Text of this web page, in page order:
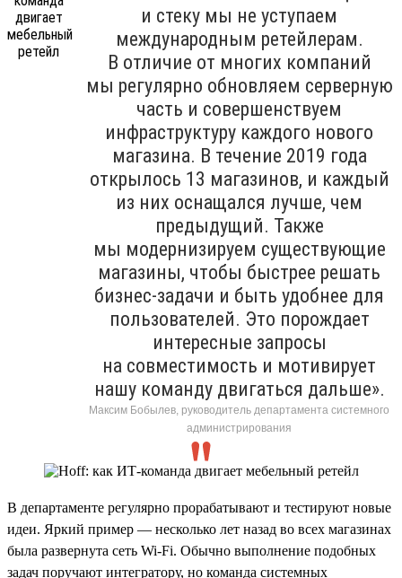
и стеку мы не уступаем
международным ретейлерам.
В отличие от многих компаний
мы регулярно обновляем серверную
часть и совершенствуем
инфраструктуру каждого нового
магазина. В течение 2019 года
открылось 13 магазинов, и каждый
из них оснащался лучше, чем
предыдущий. Также
мы модернизируем существующие
магазины, чтобы быстрее решать
бизнес-задачи и быть удобнее для
пользователей. Это порождает
интересные запросы
на совместимость и мотивирует
нашу команду двигаться дальше».
Максим Бобылев, руководитель департамента системного
администрирования
В департаменте регулярно прорабатывают и тестируют новые
идеи. Яркий пример — несколько лет назад во всех магазинах
была развернута сеть Wi-Fi. Обычно выполнение подобных
задач поручают интегратору, но команда системных